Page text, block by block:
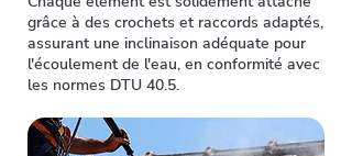
grâce à des crochets et raccords adaptés,
assurant une inclinaison adéquate pour
l'écoulement de l'eau, en conformité avec
les normes DTU 40.5.